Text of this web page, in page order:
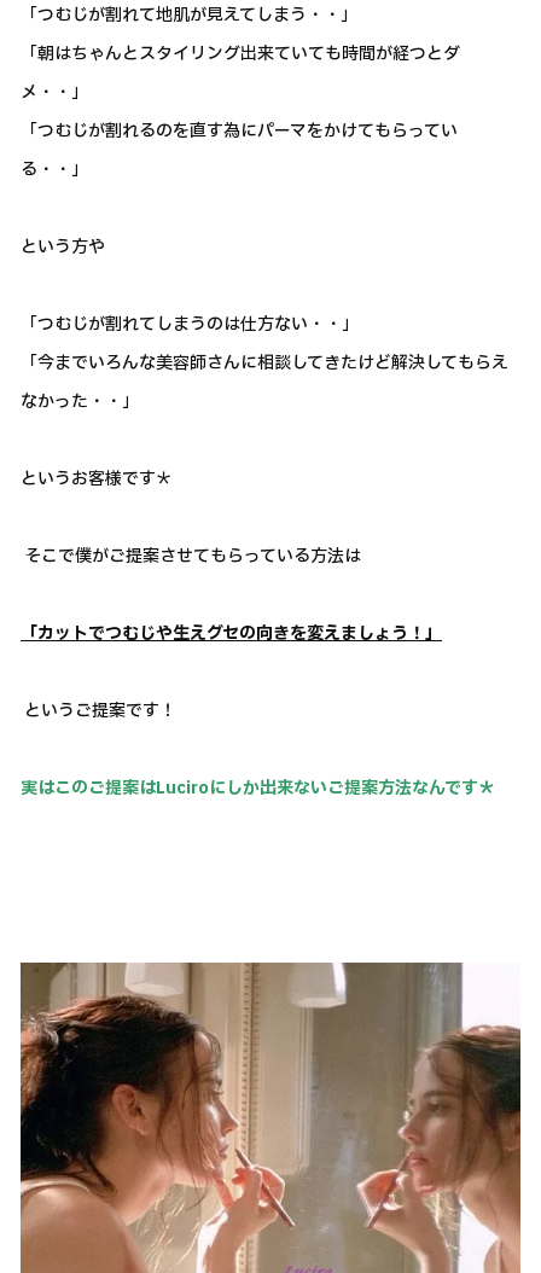
「つむじが割れて地肌が見えてしまう・・」
「朝はちゃんとスタイリング出来ていても時間が経つとダ
メ・・」
「つむじが割れるのを直す為にパーマをかけてもらってい
る・・」
という方や
「つむじが割れてしまうのは仕方ない・・」
「今までいろんな美容師さんに相談してきたけど解決してもらえ
なかった・・」
というお客様です＊
そこで僕がご提案させてもらっている方法は
「カットでつむじや生えグセの向きを変えましょう！」
というご提案です！
実はこのご提案はLuciroにしか出来ないご提案方法なんです＊